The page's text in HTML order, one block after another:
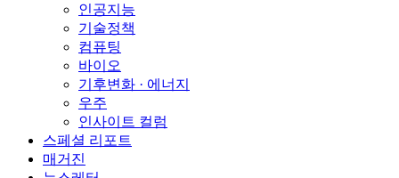
인공지능
기술정책
컴퓨팅
바이오
기후변화 · 에너지
우주
인사이트 컬럼
스페셜 리포트
매거진